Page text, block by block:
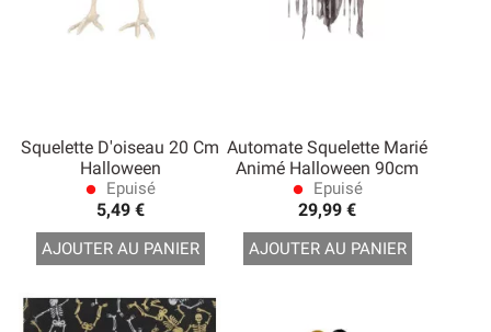
Squelette D'oiseau 20 Cm
Halloween
lens Epuisé
5,49 €
AJOUTER AU PANIER
Automate Squelette Marié
Animé Halloween 90cm
lens Epuisé
29,99 €
AJOUTER AU PANIER